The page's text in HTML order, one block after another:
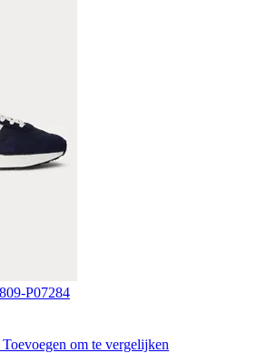
809-P07284
Toevoegen om te vergelijken